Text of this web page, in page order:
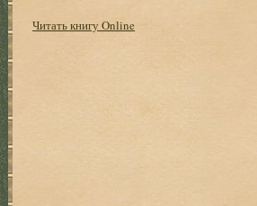
Читать книгу Online